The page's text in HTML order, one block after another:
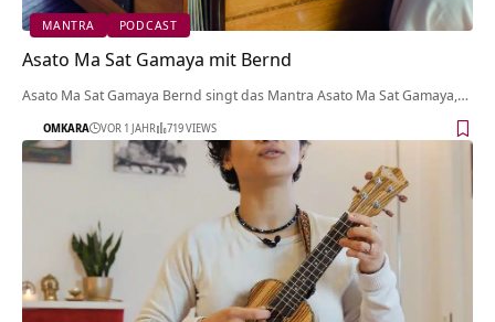
MANTRA PODCAST
Asato Ma Sat Gamaya mit Bernd
Asato Ma Sat Gamaya Bernd singt das Mantra Asato Ma Sat Gamaya,…
OMKARA VOR 1 JAHR 719 VIEWS